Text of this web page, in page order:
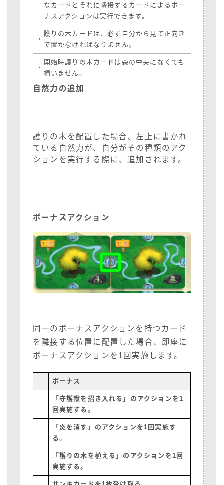
なカードとそれに隣接するカードによるボー
ナスアクションは実行できます。
・
護りの木カードは、必ず自分から見て正向き
で置かなければなりません。
・
開始時護りの木カードは森の中央になくても
構いません。
自然力の追加
護りの木を配置した場合、左上に書かれ
ている自然力が、自分がその種類のアク
ションを実行する際に、追加されます。
ボーナスアクション
同一のボーナスアクションを持つカード
を隣接する位置に配置した場合、即座に
ボーナスアクションを1回実施します。
ボーナス
「守護獣を招き入れる」のアクションを1
回実施する。
「炎を消す」のアクションを1回実施す
る。
「護りの木を植える」のアクションを1回
実施する。